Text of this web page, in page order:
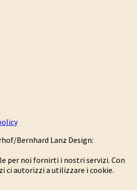
Bernhard Lanz Design:
per noi fornirti i nostri servizi. Con
ci autorizzi a utilizzare i cookie.